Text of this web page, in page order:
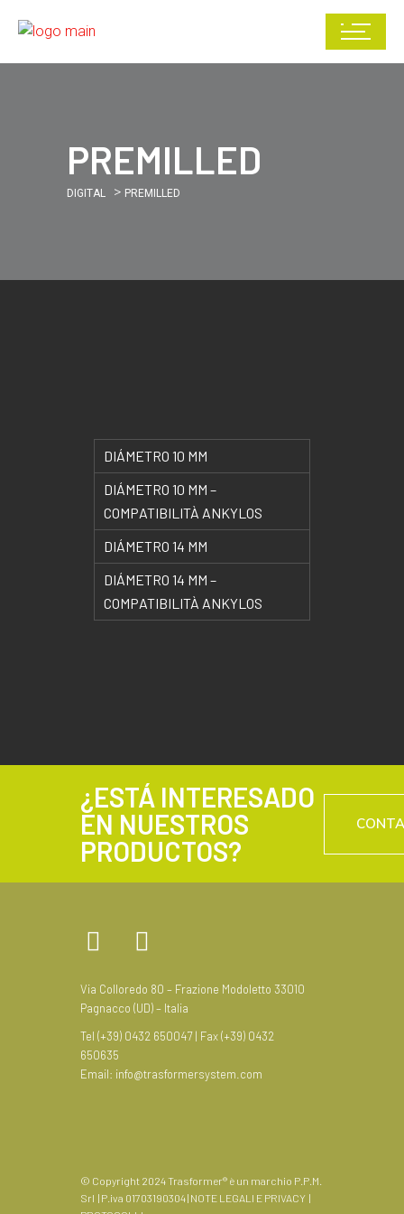
PREMILLED
DIGITAL > PREMILLED
DIÁMETRO 10 MM
DIÁMETRO 10 MM –
COMPATIBILITÀ ANKYLOS
DIÁMETRO 14 MM
DIÁMETRO 14 MM –
COMPATIBILITÀ ANKYLOS
¿ESTÁ INTERESADO
EN NUESTROS
PRODUCTOS?
Via Colloredo 80 – Frazione Modoletto 33010
Pagnacco (UD) – Italia
Tel (+39) 0432 650047 | Fax (+39) 0432
650635
Email: info@trasformersystem.com
© Copyright 2024 Trasformer® è un marchio P.P.M.
Srl | P.iva 01703190304 | NOTE LEGALI E PRIVACY |